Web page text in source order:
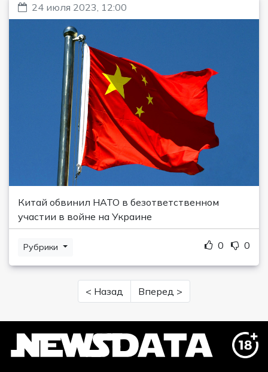
24 июля 2023, 12:00
Китай обвинил НАТО в безответственном
участии в войне на Украине
Рубрики 0 0
< Назад Вперед >